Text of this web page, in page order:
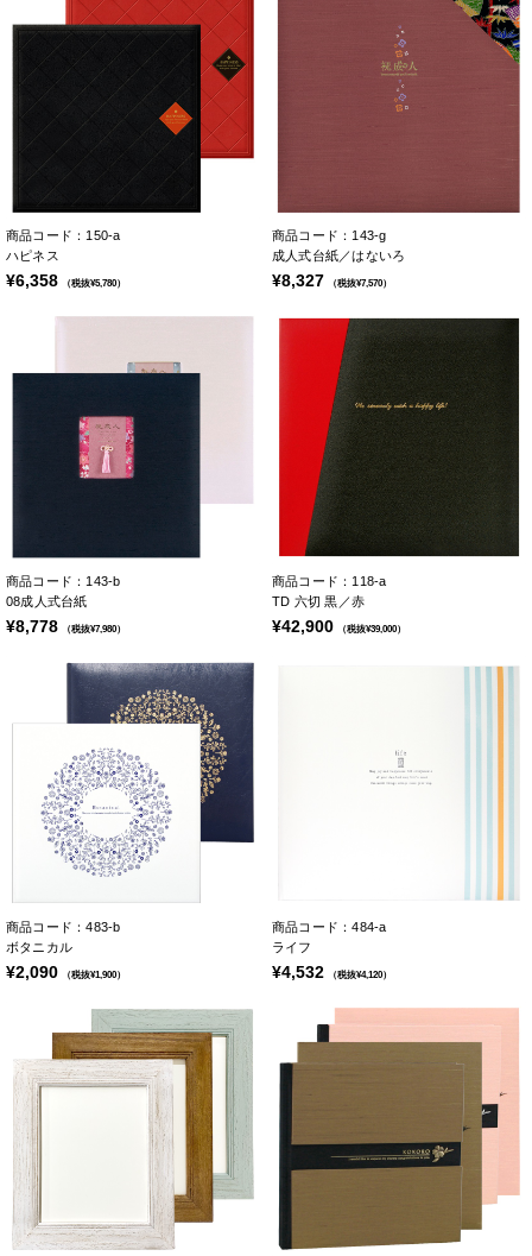
商品コード：150-a
ハピネス
¥6,358 （税抜¥5,780）
商品コード：143-g
成人式台紙／はないろ
¥8,327 （税抜¥7,570）
商品コード：143-b
08成人式台紙
¥8,778 （税抜¥7,980）
商品コード：118-a
TD 六切 黒／赤
¥42,900 （税抜¥39,000）
商品コード：483-b
ボタニカル
¥2,090 （税抜¥1,900）
商品コード：484-a
ライフ
¥4,532 （税抜¥4,120）